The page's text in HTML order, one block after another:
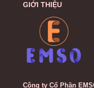
GIỚI THIỆU
Công ty Cổ Phần